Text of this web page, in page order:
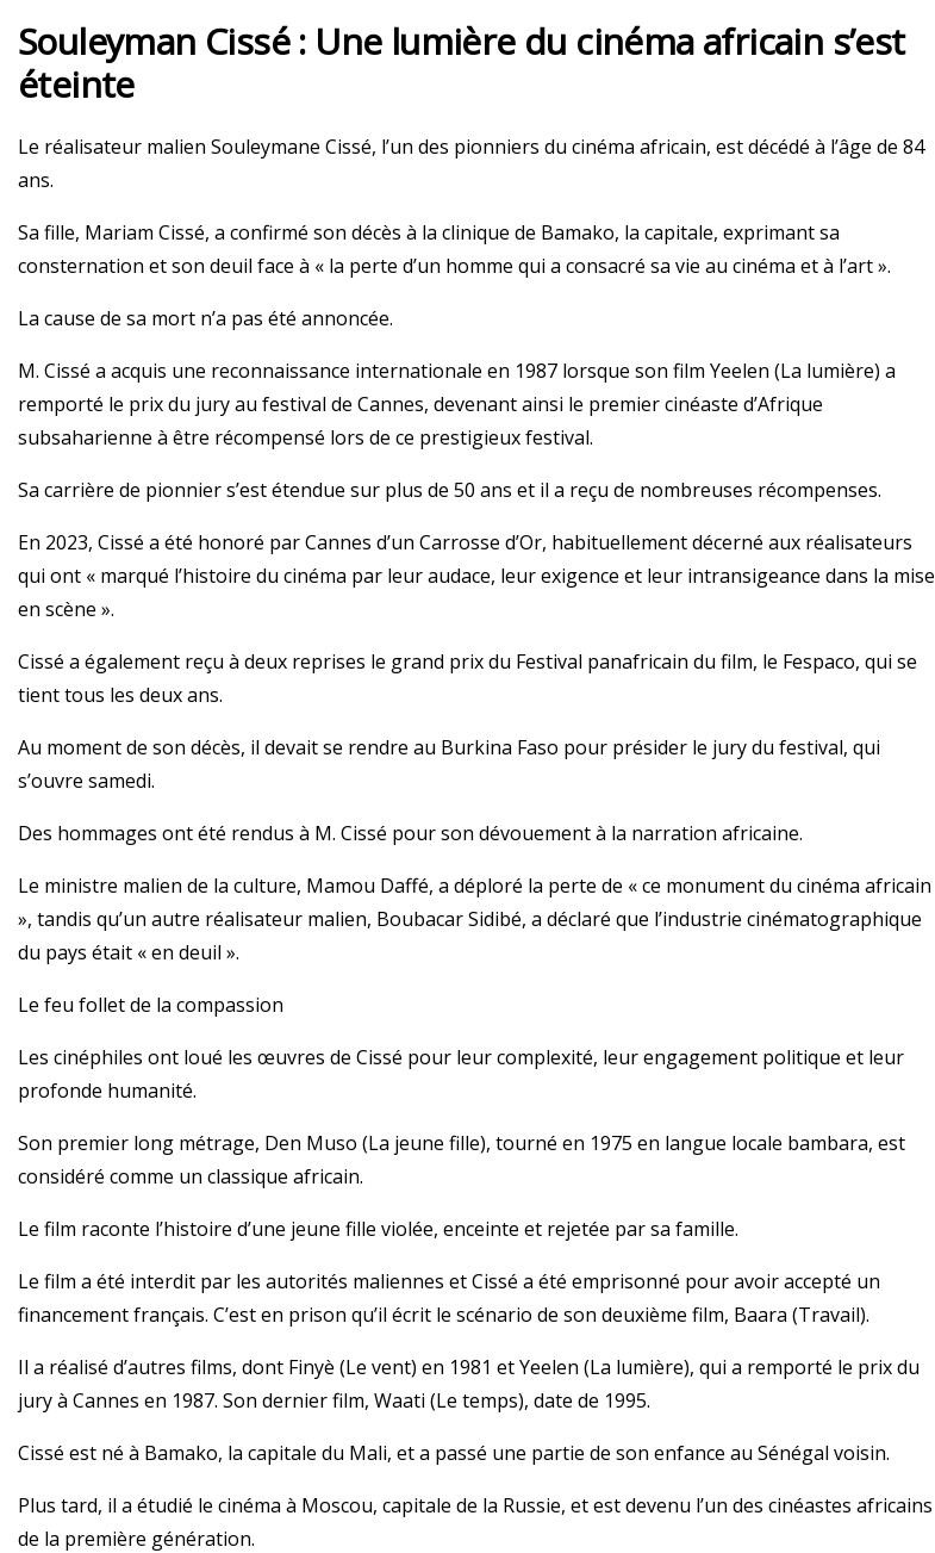
Souleyman Cissé : Une lumière du cinéma africain s’est
éteinte
Le réalisateur malien Souleymane Cissé, l’un des pionniers du cinéma africain, est décédé à l’âge de 84
ans.
Sa fille, Mariam Cissé, a confirmé son décès à la clinique de Bamako, la capitale, exprimant sa
consternation et son deuil face à « la perte d’un homme qui a consacré sa vie au cinéma et à l’art ».
La cause de sa mort n’a pas été annoncée.
M. Cissé a acquis une reconnaissance internationale en 1987 lorsque son film Yeelen (La lumière) a
remporté le prix du jury au festival de Cannes, devenant ainsi le premier cinéaste d’Afrique
subsaharienne à être récompensé lors de ce prestigieux festival.
Sa carrière de pionnier s’est étendue sur plus de 50 ans et il a reçu de nombreuses récompenses.
En 2023, Cissé a été honoré par Cannes d’un Carrosse d’Or, habituellement décerné aux réalisateurs
qui ont « marqué l’histoire du cinéma par leur audace, leur exigence et leur intransigeance dans la mise
en scène ».
Cissé a également reçu à deux reprises le grand prix du Festival panafricain du film, le Fespaco, qui se
tient tous les deux ans.
Au moment de son décès, il devait se rendre au Burkina Faso pour présider le jury du festival, qui
s’ouvre samedi.
Des hommages ont été rendus à M. Cissé pour son dévouement à la narration africaine.
Le ministre malien de la culture, Mamou Daffé, a déploré la perte de « ce monument du cinéma africain
», tandis qu’un autre réalisateur malien, Boubacar Sidibé, a déclaré que l’industrie cinématographique
du pays était « en deuil ».
Le feu follet de la compassion
Les cinéphiles ont loué les œuvres de Cissé pour leur complexité, leur engagement politique et leur
profonde humanité.
Son premier long métrage, Den Muso (La jeune fille), tourné en 1975 en langue locale bambara, est
considéré comme un classique africain.
Le film raconte l’histoire d’une jeune fille violée, enceinte et rejetée par sa famille.
Le film a été interdit par les autorités maliennes et Cissé a été emprisonné pour avoir accepté un
financement français. C’est en prison qu’il écrit le scénario de son deuxième film, Baara (Travail).
Il a réalisé d’autres films, dont Finyè (Le vent) en 1981 et Yeelen (La lumière), qui a remporté le prix du
jury à Cannes en 1987. Son dernier film, Waati (Le temps), date de 1995.
Cissé est né à Bamako, la capitale du Mali, et a passé une partie de son enfance au Sénégal voisin.
Plus tard, il a étudié le cinéma à Moscou, capitale de la Russie, et est devenu l’un des cinéastes africains
de la première génération.